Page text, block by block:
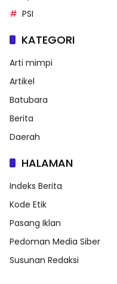
PSI
KATEGORI
Arti mimpi
Artikel
Batubara
Berita
Daerah
HALAMAN
Indeks Berita
Kode Etik
Pasang Iklan
Pedoman Media Siber
Susunan Redaksi